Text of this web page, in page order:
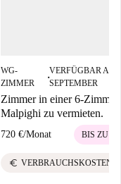
WG-
ZIMMER
■
VERFÜGBAR AB
SEPTEMBER
Zimmer in einer 6-
Malpighi zu vermieten.
720 €/Monat BIS ZU 5
euro VERBRAUCHSKOSTEN